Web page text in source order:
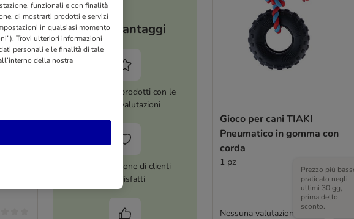
Osso
I tuoi vantaggi
Oltre 8.000 prodotti con le
migliori valutazioni
Più di 1 milione di clienti
soddisfatti
Gioco per cani TIAKI
Pneumatico in gomma con
corda
1 pz
Prezzo più
praticato negli
ultimi 30 gg,
prima dello
sconto.
Nessuna valutazione
funzionali e con finalità
di mostrarti prodotti e servizi
in qualsiasi momento
Trovi ulteriori informazioni
personali e le finalità di tale
della nostra